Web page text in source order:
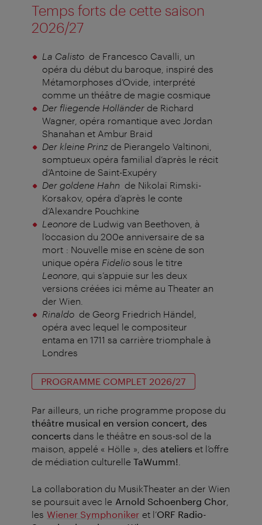
Temps forts de cette saison
2026/27
La Calisto de Francesco Cavalli, un
opéra du début du baroque, inspiré des
Métamorphoses d’Ovide, interprété
comme un théâtre de magie cosmique
Der fliegende Holländerde Richard
Wagner, opéra romantique avec Jordan
Shanahan et Ambur Braid
Der kleine Prinzde Pierangelo Valtinoni,
somptueux opéra familial d’après le récit
d’Antoine de Saint-Exupéry
Der goldene Hahn de Nikolaï Rimski-
Korsakov, opéra d’après le conte
d’Alexandre Pouchkine
Leonore de Ludwig van Beethoven, à
l’occasion du 200e anniversaire de sa
mort : Nouvelle mise en scène de son
unique opéra Fideliosous le titre
Leonore , qui s’appuie sur les deux
versions créées ici même au Theater an
der Wien.
Rinaldo de Georg Friedrich Händel,
opéra avec lequel le compositeur
entama en 1711 sa carrière triomphale à
Londres
PROGRAMME COMPLET 2026/27
Par ailleurs, un riche programme propose du
théâtre musical en version concert, des
concerts dans le théâtre en sous-sol de la
maison, appelé « Hölle », des ateliers et l’offre
de médiation culturelle TaWumm!
La collaboration du MusikTheater an der Wien
se poursuit avec le Arnold Schoenberg Chor
les Wiener Symphoniker et l’ORF Radio-